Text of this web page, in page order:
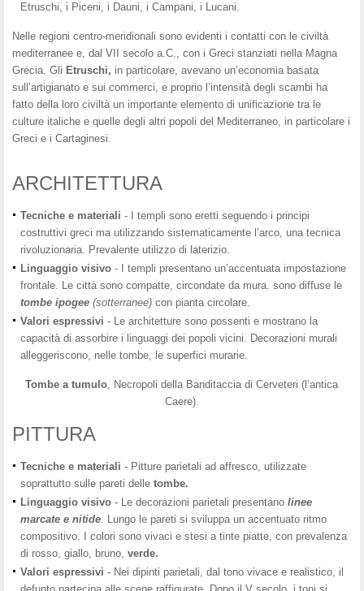
Etruschi, i Piceni, i Dauni, i Campani, i Lucani.
Nelle regioni centro-meridionali sono evidenti i contatti con le civiltà
mediterranee e, dal VII secolo a.C., con i Greci stanziati nella Magna
Grecia. Gli Etruschi, in particolare, avevano un’economia basata
sull’artigianato e sui commerci, e proprio l’intensità degli scambi ha
fatto della loro civiltà un importante elemento di unificazione tra le
culture italiche e quelle degli altri popoli del Mediterraneo, in particolare i
Greci e i Cartaginesi.
ARCHITETTURA
Tecniche e materiali - I templi sono eretti seguendo i principi
costruttivi greci ma utilizzando sistematicamente l’arco, una tecnica
rivoluzionaria. Prevalente utilizzo di laterizio.
Linguaggio visivo - I templi presentano un’accentuata impostazione
frontale. Le città sono compatte, circondate da mura. sono diffuse le
tombe ipogee (sotterranee) con pianta circolare.
Valori espressivi - Le architetture sono possenti e mostrano la
capacità di assorbire i linguaggi dei popoli vicini. Decorazioni murali
alleggeriscono, nelle tombe, le superfici murarie.
Tombe a tumulo, Necropoli della Banditaccia di Cerveteri (l’antica
Caere).
PITTURA
Tecniche e materiali - Pitture parietali ad affresco, utilizzate
soprattutto sulle pareti delle tombe.
Linguaggio visivo - Le decorazioni parietali presentano linee
marcate e nitide. Lungo le pareti si sviluppa un accentuato ritmo
compositivo. I colori sono vivaci e stesi a tinte piatte, con prevalenza
di rosso, giallo, bruno, verde.
Valori espressivi - Nei dipinti parietali, dal tono vivace e realistico, il